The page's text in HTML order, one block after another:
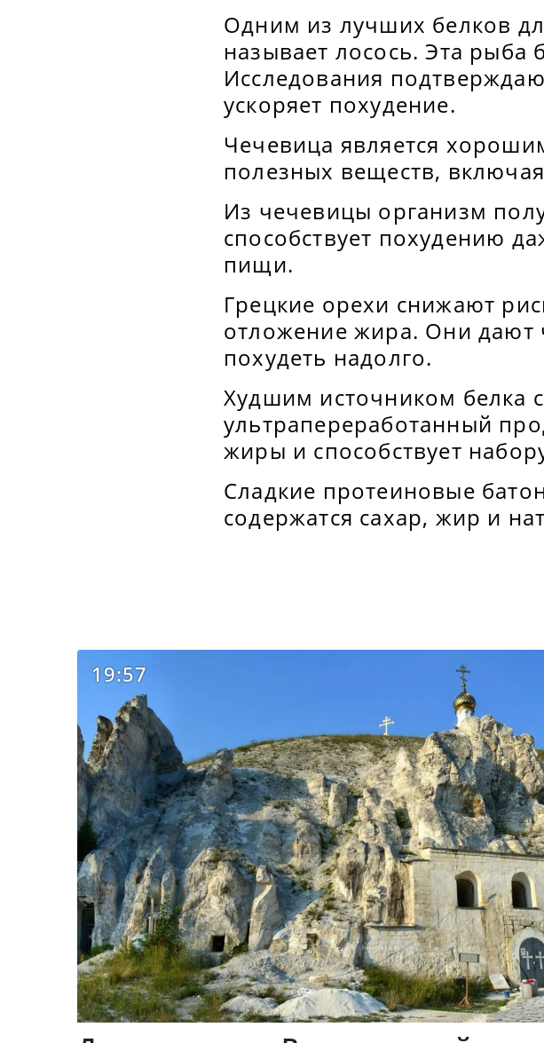
Одним из лучших белков
называет лосось. Эта
Исследования
ускоряет похудение.
Чечевица является
полезных веществ,
Из чечевицы организм
способствует похудению
пищи.
Грецкие орехи снижают
отложение жира. Они дают
похудеть надолго.
Худшим источником белка
ультрапереработанный
жиры и способствует
Сладкие протеиновые
содержатся сахар, жир и
19:57